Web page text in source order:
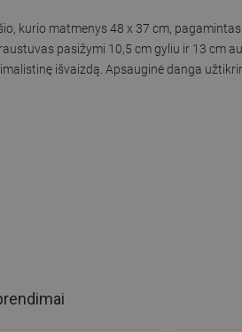
kurio matmenys 48 x 37 cm,
pasižymi 10,5 cm gyliu ir 13 cm
išvaizdą. Apsauginė danga